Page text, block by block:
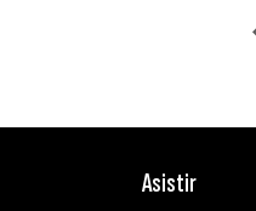
Asistir